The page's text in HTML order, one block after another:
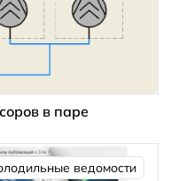
в паре
ведомости